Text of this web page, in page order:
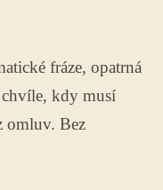
fráze, opatrná
kdy musí
omluv. Bez